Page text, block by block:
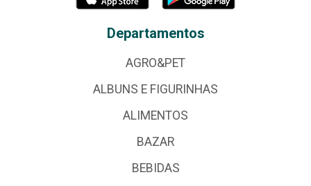
Departamentos
AGRO&PET
ALBUNS E FIGURINHAS
ALIMENTOS
BAZAR
BEBIDAS